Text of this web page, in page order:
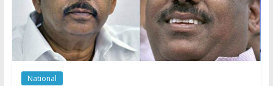
National